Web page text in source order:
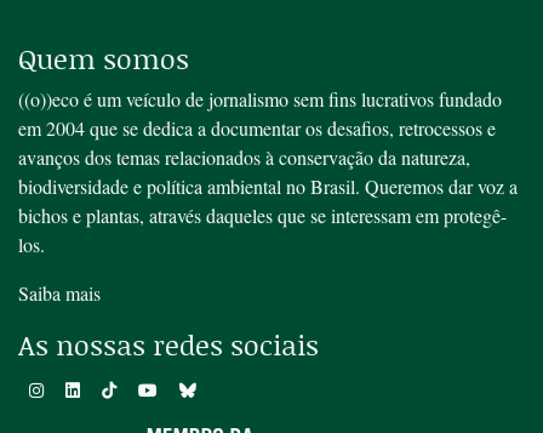
Quem somos
((o))eco é um veículo de jornalismo sem fins lucrativos fundado
em 2004 que se dedica a documentar os desafios, retrocessos e
avanços dos temas relacionados à conservação da natureza,
biodiversidade e política ambiental no Brasil. Queremos dar voz a
bichos e plantas, através daqueles que se interessam em protegê-
los.
Saiba mais
As nossas redes sociais